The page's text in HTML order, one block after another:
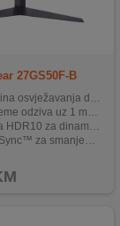
27GS50F-B
do 180 Hz za glatko igranje
odziva uz 1 ms MBR
za dinamičnije boje
za smanjeno kidanje slike